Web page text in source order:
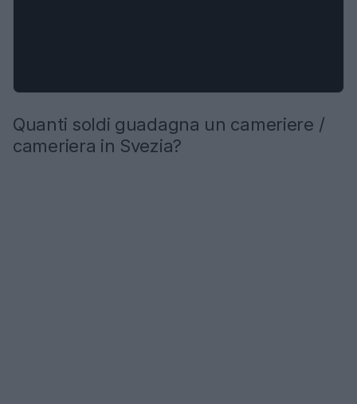
Quanti soldi guadagna un cameriere /
cameriera in Svezia?